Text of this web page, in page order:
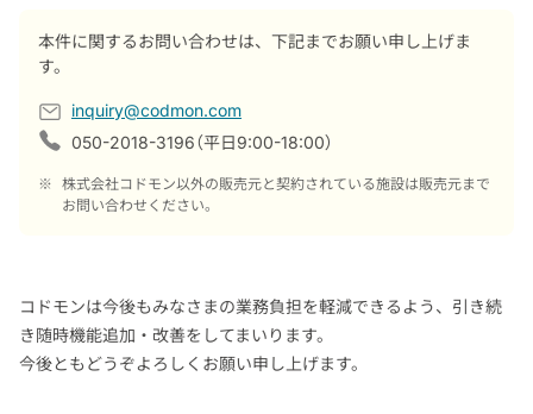
本件に関するお問い合わせは、下記までお願い申し上げま
す。
inquiry@codmon.com
050-2018-3196（平日9:00-18:00）
※ 株式会社コドモン以外の販売元と契約されている施設は販売元まで
お問い合わせください。
コドモンは今後もみなさまの業務負担を軽減できるよう、引き続
き随時機能追加・改善をしてまいります。
今後ともどうぞよろしくお願い申し上げます。